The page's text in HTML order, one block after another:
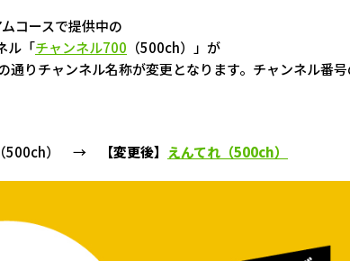
コースで提供中の
ル「チャンネル700 （500ch）」が
通りチャンネル名称が変更となります。チャンネル番
（500ch） → 【変更後】 えんてれ（500ch）